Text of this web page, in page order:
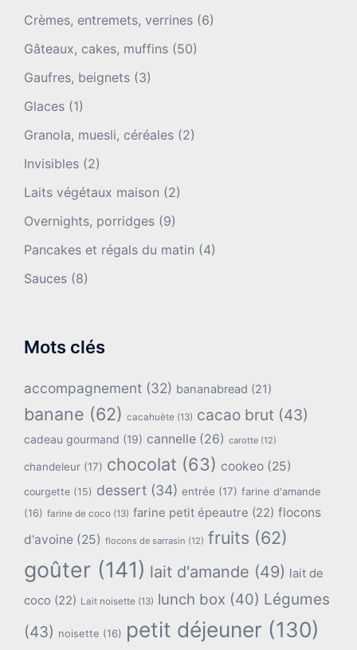
Crèmes, entremets, verrines (6)
Gâteaux, cakes, muffins (50)
Gaufres, beignets (3)
Glaces (1)
Granola, muesli, céréales (2)
Invisibles (2)
Laits végétaux maison (2)
Overnights, porridges (9)
Pancakes et régals du matin (4)
Sauces (8)
Mots clés
accompagnement (32) bananabread (21)
banane (62) cacahuète (13) cacao brut (43)
cadeau gourmand (19) cannelle (26) carotte (12)
chandeleur (17) chocolat (63) cookeo (25)
courgette (15) dessert (34) entrée (17) farine d'amande
(16) farine de coco (13) farine petit épeautre (22) flocons
d'avoine (25) flocons de sarrasin (12) fruits (62)
goûter (141) lait d'amande (49) lait de
coco (22) Lait noisette (13) lunch box (40) Légumes
(43) noisette (16) petit déjeuner (130)